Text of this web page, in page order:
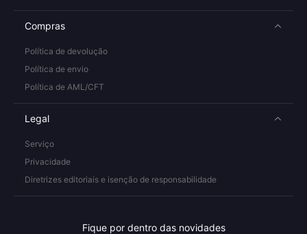
Compras
Política de devolução
Política de envio
Política de AML/CFT
Legal
Serviço
Privacidade
Diretrizes editoriais e isenção de responsabilidade
Fique por dentro das novidades